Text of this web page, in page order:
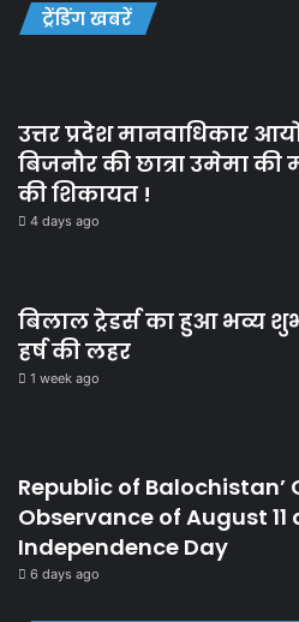
ट्रेंडिंग खबरें
उत्तर प्रदेश मानवाधिकार
बिजनौर की छात्रा उमेमा
की शिकायत !
4 days ago
बिलाल ट्रेडर्स का हुआ भव्य
हर्ष की लहर
1 week ago
Republic of Balochistan’
Observance of August
Independence Day
6 days ago